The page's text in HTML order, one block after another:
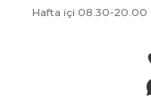
Hafta içi 08.30-20.00